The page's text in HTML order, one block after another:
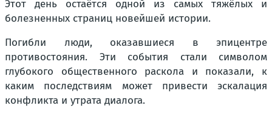
Этот день остаётся одной из самых тяжёлых и
болезненных страниц новейшей истории.
Погибли люди, оказавшиеся в эпицентре
противостояния. Эти события стали символом
глубокого общественного раскола и показали, к
каким последствиям может привести эскалация
конфликта и утрата диалога.